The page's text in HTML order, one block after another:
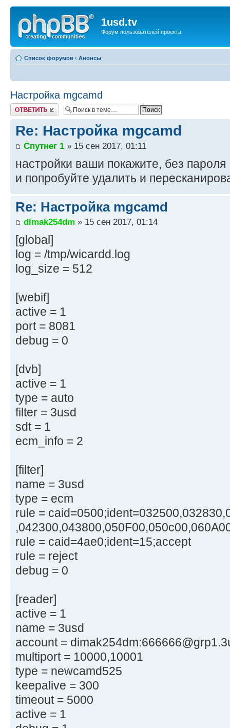
1usd.tv
Форум пользователей проекта
Список форумов ‹ Анонсы
Настройка mgcamd
Ответить
Re: Настройка mgcamd
Спутнег 1 » 15 сен 2017, 01:11
настройки ваши покажите, без пароля
и попробуйте удалить и
Re: Настройка mgcamd
dimak254dm » 15 сен 2017, 01:14
[global]
log = /tmp/wicardd.log
log_size = 512
[webif]
active = 1
port = 8081
debug = 0
[dvb]
active = 1
type = auto
filter = 3usd
sdt = 1
ecm_info = 2
[filter]
name = 3usd
type = ecm
rule =
rule = caid=4ae0;ident=15;accept
rule = reject
debug = 0
[reader]
active = 1
name = 3usd
account =
multiport = 10000,10001
type = newcamd525
keepalive = 300
timeout = 5000
active = 1